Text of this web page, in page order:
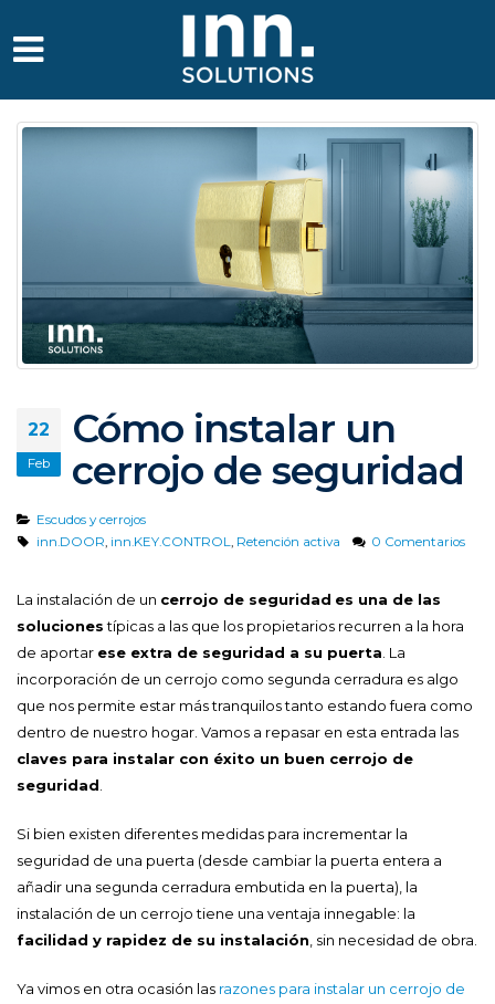
22
Feb
Cómo instalar un
cerrojo de seguridad
Escudos y cerrojos
inn.DOOR inn.KEY.CONTROL Retención activa 0 Comentarios
La instalación de un cerrojo de seguridad es una de las
solucionestípicas a las que los propietarios recurren a la hora
de aportar ese extra de seguridad a su puerta . La
incorporación de un cerrojo como segunda cerradura es algo
que nos permite estar más tranquilos tanto estando fuera como
dentro de nuestro hogar. Vamos a repasar en esta entrada las
claves para instalar con éxito un buen cerrojo de
seguridad
Si bien existen diferentes medidas para incrementar la
seguridad de una puerta (desde cambiar la puerta entera a
añadir una segunda cerradura embutida en la puerta), la
instalación de un cerrojo tiene una ventaja innegable: la
facilidad y rapidez de su instalación , sin necesidad de obra.
Ya vimos en otra ocasión las razones para instalar un cerrojo de